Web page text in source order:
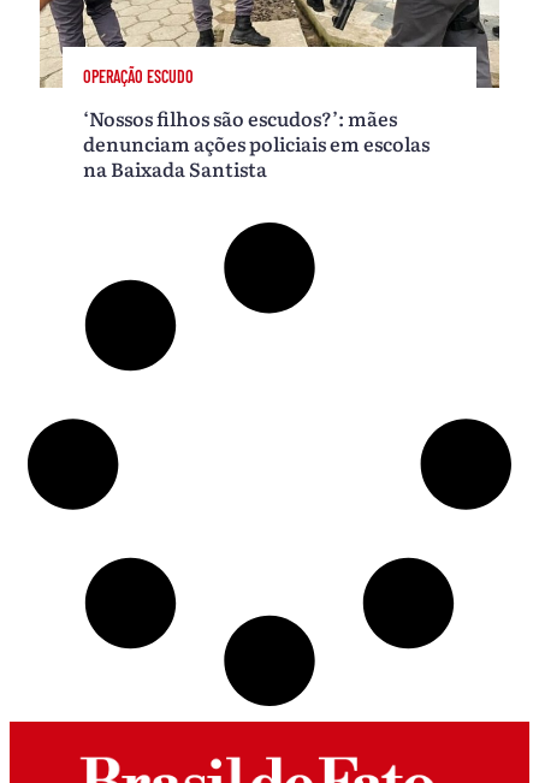
OPERAÇÃO ESCUDO
‘Nossos filhos são escudos?’: mães
denunciam ações policiais em escolas
na Baixada Santista